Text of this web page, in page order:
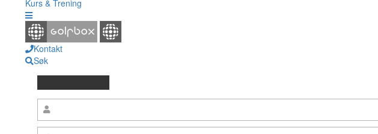
Kurs & Trening
Kontakt
Søk